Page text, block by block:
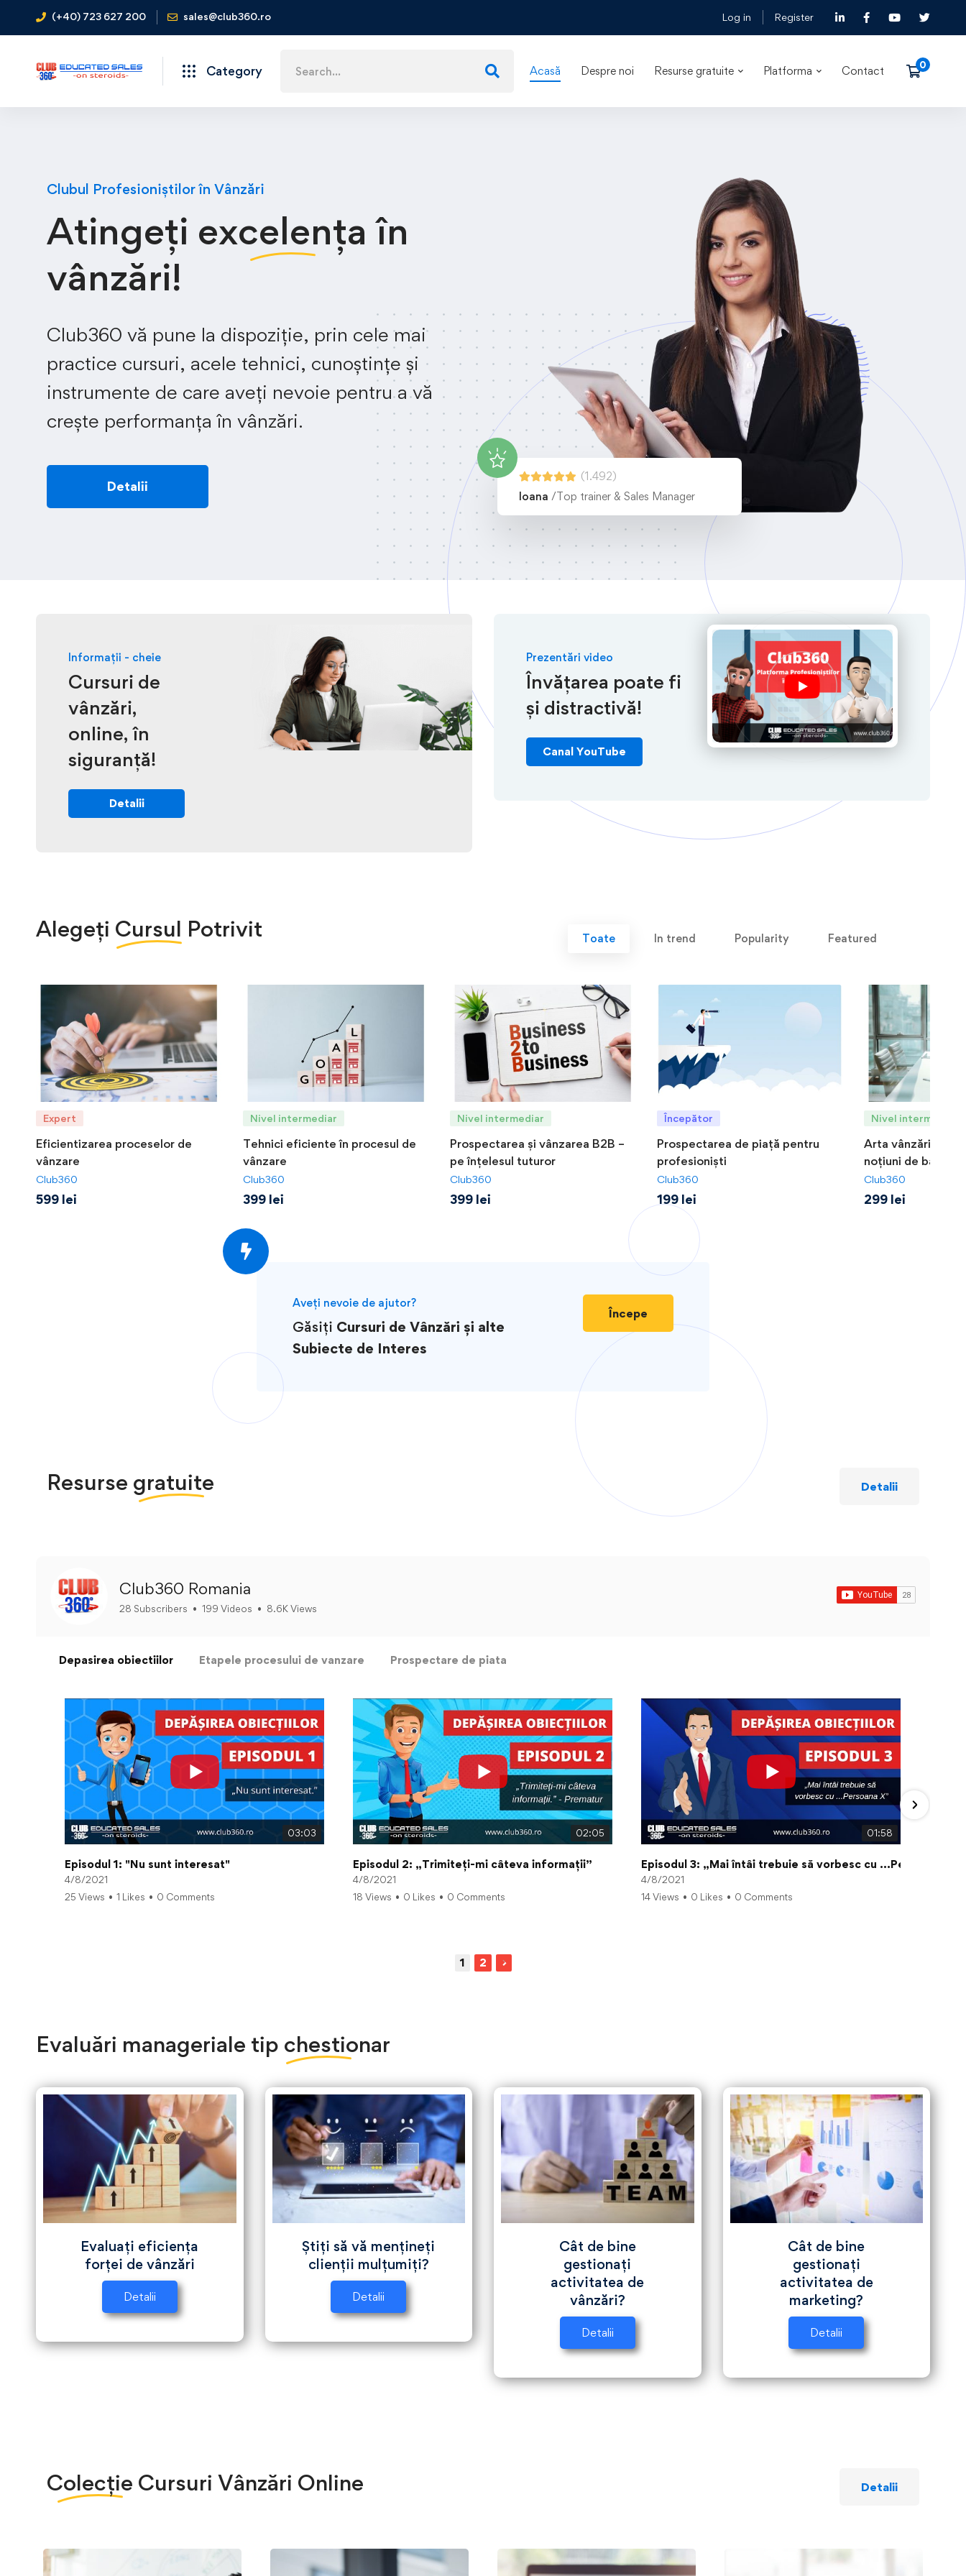
(+40) 723 627 200 sales@club360.ro Log in Register
Category Acasă Despre noi Resurse gratuite Platforma Contact
Clubul Profesioniștilor în Vânzări
Atingeți excelența în
vânzări!
Club360 vă pune la dispoziție, prin cele mai
practice cursuri, acele tehnici, cunoștințe și
instrumente de care aveți nevoie pentru a vă
crește performanța în vânzări.
Detalii
(1.492)
Ioana /Top trainer & Sales Manager
Informații - cheie
Cursuri de
vânzări,
online, în
siguranță!
Detalii
Prezentări video
Învățarea poate fi
și distractivă!
Canal YouTube
Alegeți Cursul Potrivit Toate In trend Popularity Featured
Expert
Eficientizarea proceselor de
vânzare
Club360
599 lei
Nivel intermediar
Tehnici eficiente în procesul de
vânzare
Club360
399 lei
Nivel intermediar
Prospectarea și vânzarea B2B –
pe înțelesul tuturor
Club360
399 lei
Începător
Prospectarea de piață pentru
profesioniști
Club360
199 lei
Nivel intermediar
Arta vânzărilor de
noțiuni de bază
Club360
299 lei
Aveți nevoie de ajutor?
Găsiți Cursuri de Vânzări și alte
Subiecte de Interes
Începe
Resurse gratuite Detalii
Club360 Romania
28 Subscribers • 199 Videos • 8.6K Views
Depasirea obiectiilor Etapele procesului de vanzare Prospectare de piata
03:03
Episodul 1: "Nu sunt interesat"
4/8/2021
25 Views • 1 Likes • 0 Comments
02:05
Episodul 2: „Trimiteți-mi câteva informații”
4/8/2021
18 Views • 0 Likes • 0 Comments
01:58
Episodul 3: „Mai întâi trebuie să vorbesc cu ...Persoana X”
4/8/2021
14 Views • 0 Likes • 0 Comments
1 2
Evaluări manageriale tip chestionar
Evaluați eficiența
forței de vânzări
Detalii
Știți să vă mențineți
clienții mulțumiți?
Detalii
Cât de bine
gestionați
activitatea de
vânzări?
Detalii
Cât de bine
gestionați
activitatea de
marketing?
Detalii
Colecție Cursuri Vânzări Online Detalii